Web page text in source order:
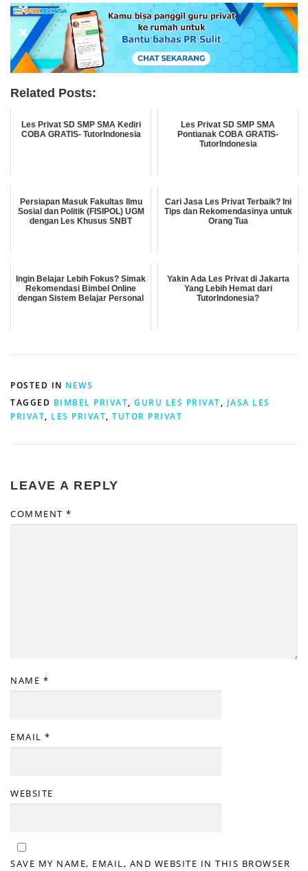
Related Posts:
Les Privat SD SMP SMA Kediri
COBA GRATIS- TutorIndonesia
Les Privat SD SMP SMA
Pontianak COBA GRATIS-
TutorIndonesia
Persiapan Masuk Fakultas Ilmu
Sosial dan Politik (FISIPOL) UGM
dengan Les Khusus SNBT
Cari Jasa Les Privat Terbaik? Ini
Tips dan Rekomendasinya untuk
Orang Tua
Ingin Belajar Lebih Fokus? Simak
Rekomendasi Bimbel Online
dengan Sistem Belajar Personal
Yakin Ada Les Privat di Jakarta
Yang Lebih Hemat dari
TutorIndonesia?
POSTED IN NEWS
TAGGED BIMBEL PRIVAT, GURU LES PRIVAT, JASA LES
PRIVAT, LES PRIVAT, TUTOR PRIVAT
LEAVE A REPLY
COMMENT *
NAME *
EMAIL *
WEBSITE
SAVE MY NAME, EMAIL, AND WEBSITE IN THIS BROWSER